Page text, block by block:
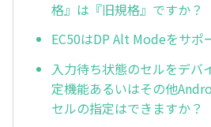
格』は『旧規格』ですか？
EC50はDP Alt Modeをサポ
入力待ち状態のセルをデバ
定機能あるいはその他
セルの指定はできますか？